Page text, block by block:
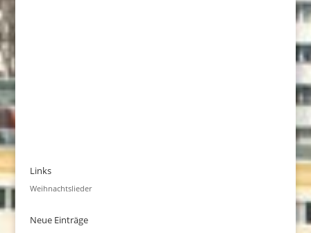
Links
Weihnachtslieder
Neue Einträge